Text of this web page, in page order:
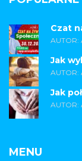
Czat
AUTOR:
Jak
AUTOR:
Jak
AUTOR:
MENU